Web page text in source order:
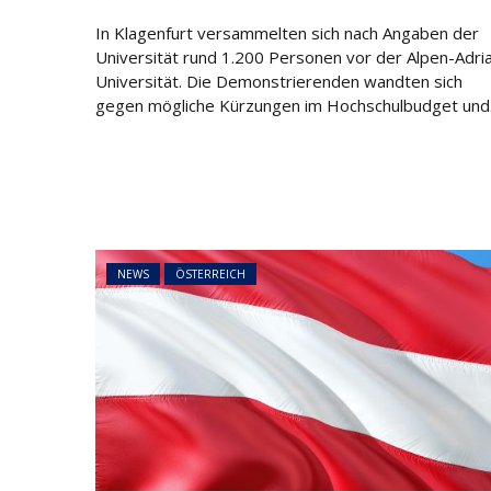
In Klagenfurt versammelten sich nach Angaben der
Universität rund 1.200 Personen vor der Alpen-
Universität. Die Demonstrierenden wandten sich
gegen mögliche Kürzungen im Hochschulbudget
NEWS ÖSTERREICH
Asylanträge
sich fort